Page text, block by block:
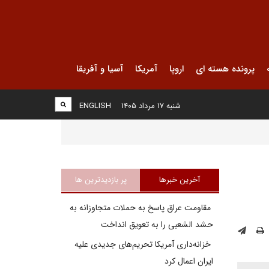
پرونده هسته ای اروپا آمریکا آسیا و آفریقا
ENGLISH شنبه ۱۷ مرداد ۱۴۰۵
آخرین خبرها پر بازدیدترین ها
مقاومت عراق پاسخ به حملات متجاوزانه به
حشد الشعبی را به تعویق انداخت
خزانه‌داری آمریکا تحریم‌های جدیدی علیه
ایران اعمال کرد